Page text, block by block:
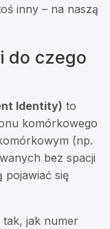
inny – na naszą
do czego
Identity) to
komórkowego
(np.
bez spacji
pojawiać się
tak, jak numer